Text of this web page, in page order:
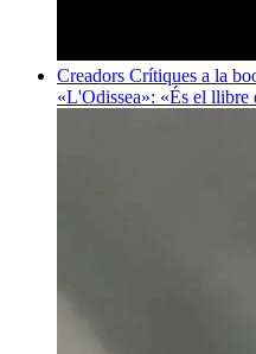
Creadors Crítiques a la
«L'Odissea»: «És el llibre